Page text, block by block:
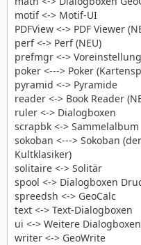
motif <-> Motif-UI
PDFView <-> PDF Viewer
perf <-> Perf (NEU)
prefmgr <->
poker <---> Poker
pyramid <-> Pyramide
reader <-> Book Reader
ruler <-> Dialogboxen
scrapbk <-> Sammelalbum
sokoban <---> Sokoban
Kultklasiker)
solitaire <-> Solitär
spool <-> Dialogboxen
spreedsh <-> GeoCalc
text <-> Text-Dialogboxen
ui <-> Weitere
writer <-> GeoWrite